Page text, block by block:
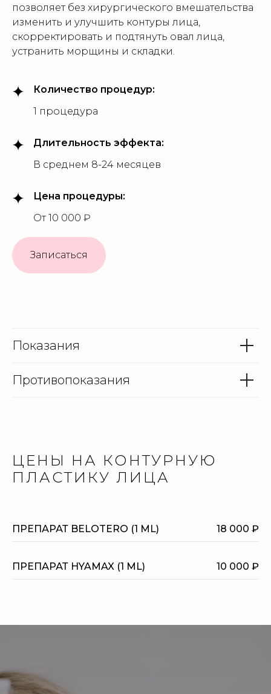
позволяет без хирургического вмешательства
изменить и улучшить контуры лица,
скорректировать и подтянуть овал лица,
устранить морщины и складки.
Количество процедур:
1 процедура
Длительность эффекта:
В среднем 8-24 месяцев
Цена процедуры:
От 10 000 ₽
Записаться
Показания
Противопоказания
ЦЕНЫ НА КОНТУРНУЮ
ПЛАСТИКУ ЛИЦА
ПРЕПАРАТ BELOTERO (1 ML) 18 000 ₽
ПРЕПАРАТ HYAMAX (1 ML) 10 000 ₽